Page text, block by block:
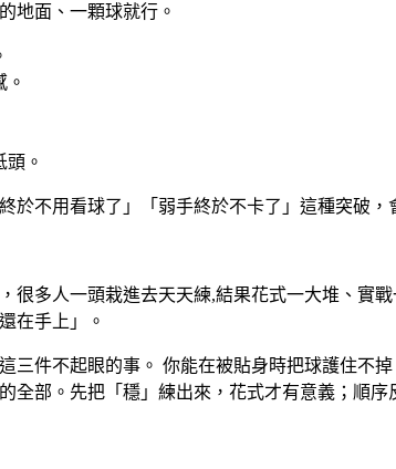
地面、一顆球就行。
。
不用看球了」「弱手終於不卡了」這種突破，
很多人一頭栽進去天天練,結果花式一大堆、實
在手上」。
三件不起眼的事。 你能在被貼身時把球護住不
全部。先把「穩」練出來，花式才有意義；順